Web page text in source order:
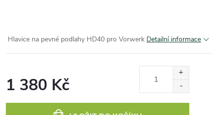
Hlavice na pevné podlahy HD40 pro Vorwerk Detailní informace
1 380 Kč